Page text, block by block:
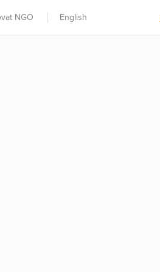
NGO English